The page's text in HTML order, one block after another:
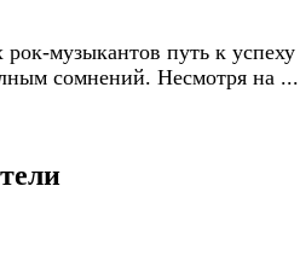
музыкантов путь к успеху
сомнений. Несмотря на ...